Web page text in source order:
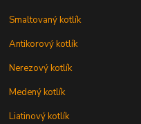
Smaltovaný kotlík
Antikorový kotlík
Nerezový kotlík
Medený kotlík
Liatinový kotlík